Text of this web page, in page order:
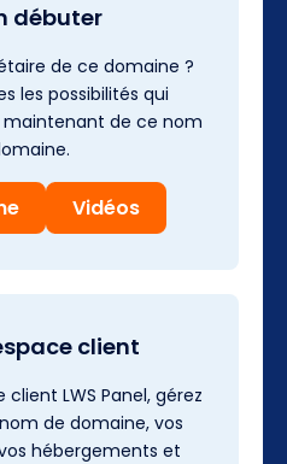
débuter
de ce domaine ?
les possibilités qui
maintenant de ce nom
Vidéos
client
LWS Panel, gérez
de domaine, vos
hébergements et